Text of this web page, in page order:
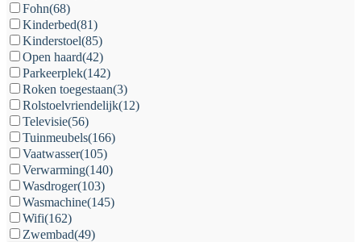
Fohn(68)
Kinderbed(81)
Kinderstoel(85)
Open haard(42)
Parkeerplek(142)
Roken toegestaan(3)
Rolstoelvriendelijk(12)
Televisie(56)
Tuinmeubels(166)
Vaatwasser(105)
Verwarming(140)
Wasdroger(103)
Wasmachine(145)
Wifi(162)
Zwembad(49)